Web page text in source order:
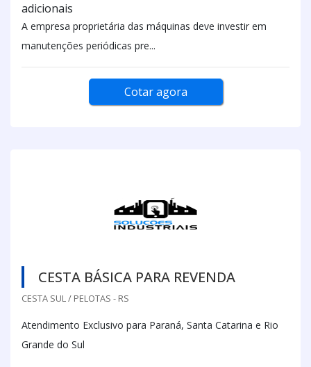
adicionais
A empresa proprietária das máquinas deve investir em
manutenções periódicas pre...
Cotar agora
CESTA BÁSICA PARA REVENDA
CESTA SUL / PELOTAS - RS
Atendimento Exclusivo para Paraná, Santa Catarina e Rio
Grande do Sul